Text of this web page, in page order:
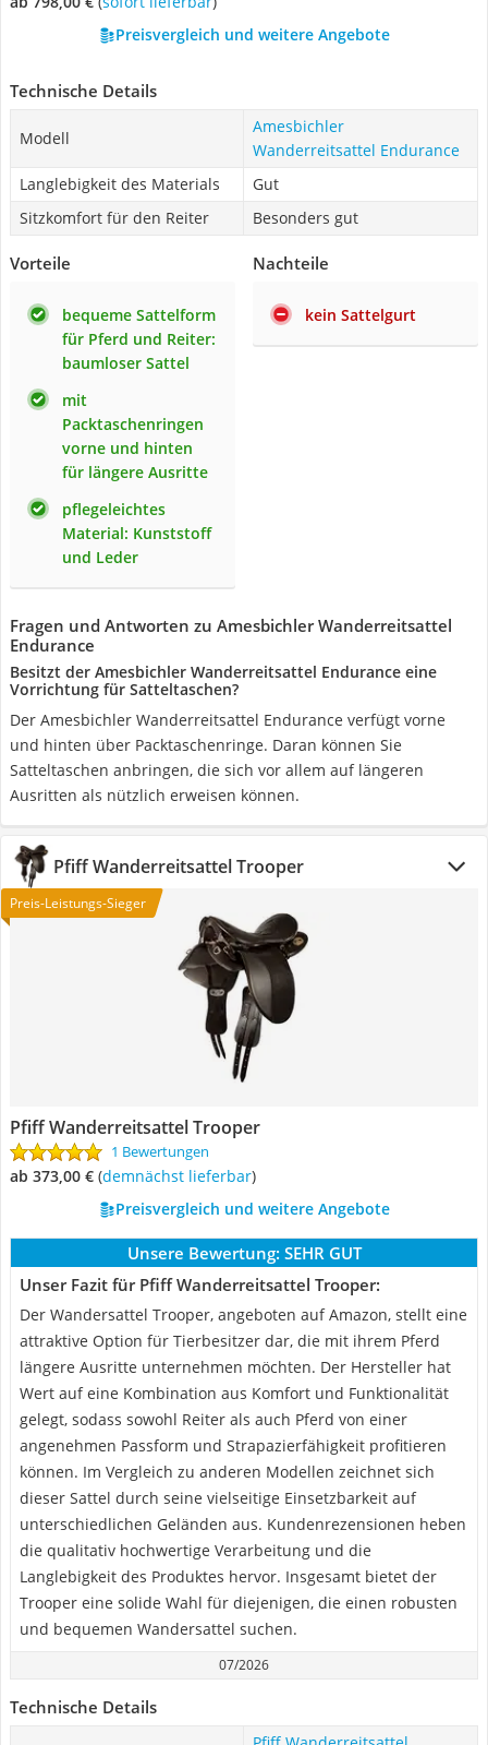
Preisvergleich und weitere Angebote
Technische Details
Modell
Amesbichler
Wanderreitsattel Endurance
Langlebigkeit des Materials
Gut
Sitzkomfort für den Reiter
Besonders gut
Vorteile
bequeme Sattelform
für Pferd und Reiter:
baumloser Sattel
mit
Packtaschenringen
vorne und hinten
für längere Ausritte
pflegeleichtes
Material: Kunststoff
und Leder
Nachteile
kein Sattelgurt
Fragen und Antworten zu Amesbichler Wanderreitsattel
Endurance
Besitzt der Amesbichler Wanderreitsattel Endurance eine
Vorrichtung für Satteltaschen?
Der Amesbichler Wanderreitsattel Endurance verfügt vorne
und hinten über Packtaschenringe. Daran können Sie
Satteltaschen anbringen, die sich vor allem auf längeren
Ausritten als nützlich erweisen können.
Pfiff Wanderreitsattel Trooper
Preis-Leistungs-Sieger
Pfiff Wanderreitsattel Trooper
1 Bewertungen
ab 373,00 € ( Demnächst lieferbar)
Preisvergleich und weitere Angebote
Unsere Bewertung: SEHR GUT
Unser Fazit für Pfiff Wanderreitsattel Trooper:
Der Wandersattel Trooper, angeboten auf Amazon, stellt eine
attraktive Option für Tierbesitzer dar, die mit ihrem Pferd
längere Ausritte unternehmen möchten. Der Hersteller hat
Wert auf eine Kombination aus Komfort und Funktionalität
gelegt, sodass sowohl Reiter als auch Pferd von einer
angenehmen Passform und Strapazierfähigkeit profitieren
können. Im Vergleich zu anderen Modellen zeichnet sich
dieser Sattel durch seine vielseitige Einsetzbarkeit auf
unterschiedlichen Geländen aus. Kundenrezensionen heben
die qualitativ hochwertige Verarbeitung und die
Langlebigkeit des Produktes hervor. Insgesamt bietet der
Trooper eine solide Wahl für diejenigen, die einen robusten
und bequemen Wandersattel suchen.
07/2026
Technische Details